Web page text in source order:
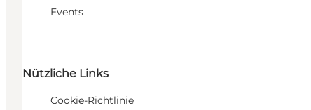
Events
Nützliche Links
Cookie-Richtlinie